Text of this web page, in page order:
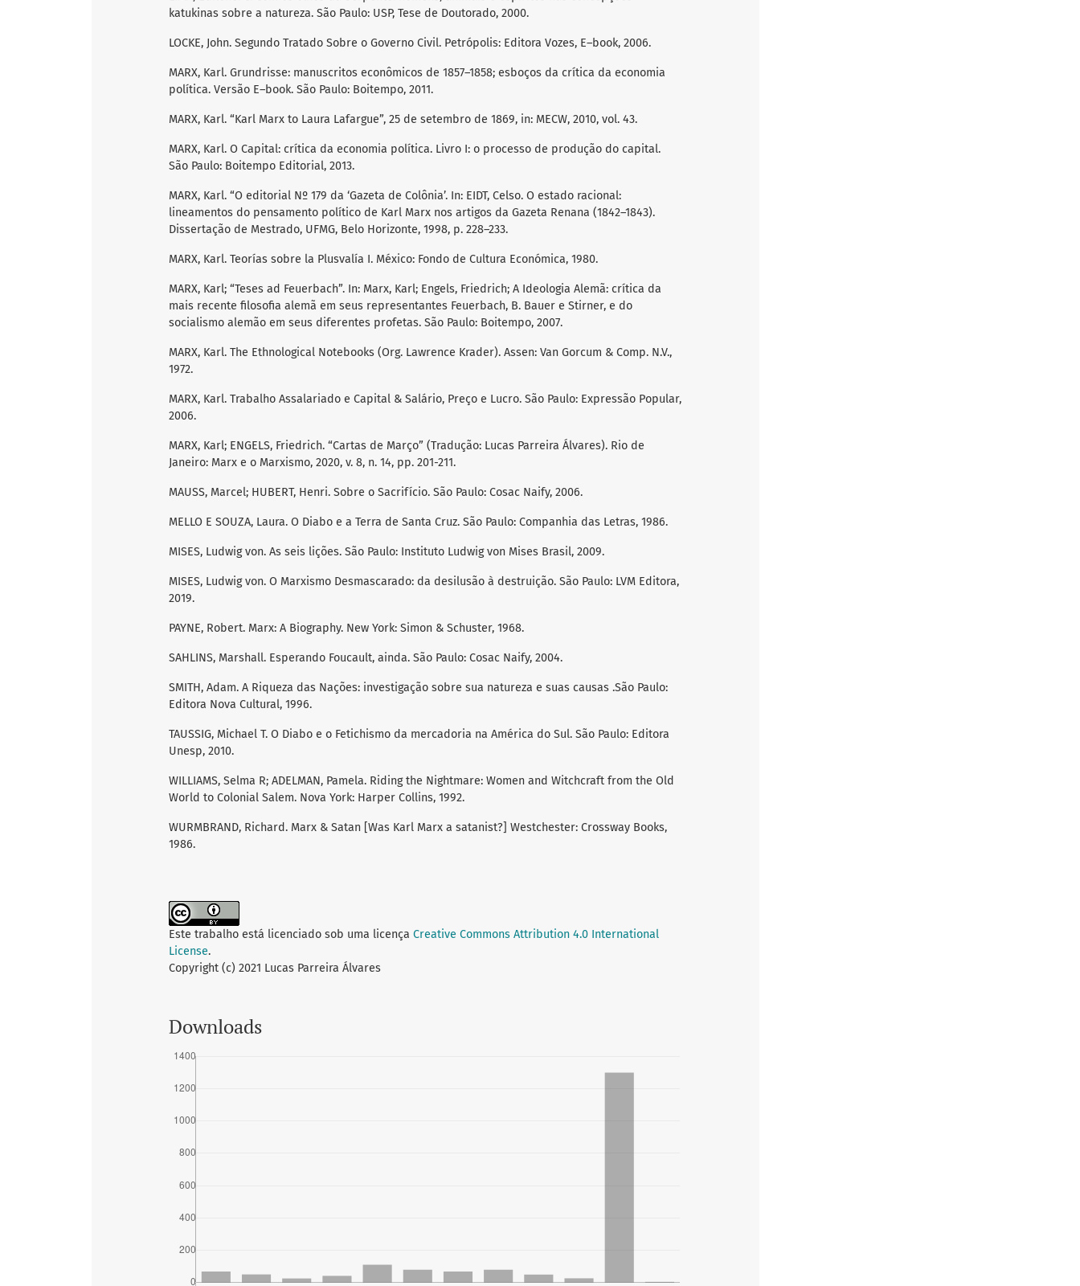
katukinas sobre a natureza. São Paulo: USP, Tese de Doutorado, 2000.
LOCKE, John. Segundo Tratado Sobre o Governo Civil. Petrópolis: Editora Vozes, E–book, 2006.
MARX, Karl. Grundrisse: manuscritos econômicos de 1857–1858; esboços da crítica da economia
política. Versão E–book. São Paulo: Boitempo, 2011.
MARX, Karl. “Karl Marx to Laura Lafargue”, 25 de setembro de 1869, in: MECW, 2010, vol. 43.
MARX, Karl. O Capital: crítica da economia política. Livro I: o processo de produção do capital.
São Paulo: Boitempo Editorial, 2013.
MARX, Karl. “O editorial Nº 179 da ‘Gazeta de Colônia’. In: EIDT, Celso. O estado racional:
lineamentos do pensamento político de Karl Marx nos artigos da Gazeta Renana (1842–1843).
Dissertação de Mestrado, UFMG, Belo Horizonte, 1998, p. 228–233.
MARX, Karl. Teorías sobre la Plusvalía I. México: Fondo de Cultura Económica, 1980.
MARX, Karl; “Teses ad Feuerbach”. In: Marx, Karl; Engels, Friedrich; A Ideologia Alemã: crítica da
mais recente filosofia alemã em seus representantes Feuerbach, B. Bauer e Stirner, e do
socialismo alemão em seus diferentes profetas. São Paulo: Boitempo, 2007.
MARX, Karl. The Ethnological Notebooks (Org. Lawrence Krader). Assen: Van Gorcum & Comp. N.V.,
1972.
MARX, Karl. Trabalho Assalariado e Capital & Salário, Preço e Lucro. São Paulo: Expressão Popular,
2006.
MARX, Karl; ENGELS, Friedrich. “Cartas de Março” (Tradução: Lucas Parreira Álvares). Rio de
Janeiro: Marx e o Marxismo, 2020, v. 8, n. 14, pp. 201-211.
MAUSS, Marcel; HUBERT, Henri. Sobre o Sacrifício. São Paulo: Cosac Naify, 2006.
MELLO E SOUZA, Laura. O Diabo e a Terra de Santa Cruz. São Paulo: Companhia das Letras, 1986.
MISES, Ludwig von. As seis lições. São Paulo: Instituto Ludwig von Mises Brasil, 2009.
MISES, Ludwig von. O Marxismo Desmascarado: da desilusão à destruição. São Paulo: LVM Editora,
2019.
PAYNE, Robert. Marx: A Biography. New York: Simon & Schuster, 1968.
SAHLINS, Marshall. Esperando Foucault, ainda. São Paulo: Cosac Naify, 2004.
SMITH, Adam. A Riqueza das Nações: investigação sobre sua natureza e suas causas .São Paulo:
Editora Nova Cultural, 1996.
TAUSSIG, Michael T. O Diabo e o Fetichismo da mercadoria na América do Sul. São Paulo: Editora
Unesp, 2010.
WILLIAMS, Selma R; ADELMAN, Pamela. Riding the Nightmare: Women and Witchcraft from the Old
World to Colonial Salem. Nova York: Harper Collins, 1992.
WURMBRAND, Richard. Marx & Satan [Was Karl Marx a satanist?] Westchester: Crossway Books,
1986.
Este trabalho está licenciado sob uma licença Creative Commons Attribution 4.0 International
License.
Copyright (c) 2021 Lucas Parreira Álvares
Downloads